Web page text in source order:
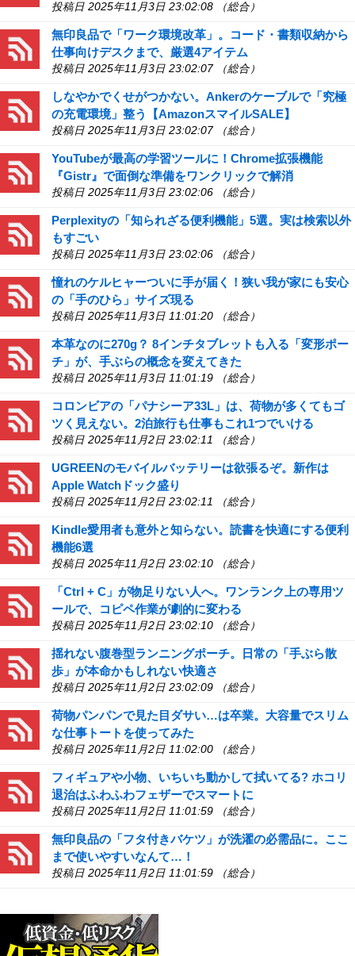
投稿日 2025年11月3日 23:02:08 （総合）
無印良品で「ワーク環境改革」。コード・書類収納から
仕事向けデスクまで、厳選4アイテム
投稿日 2025年11月3日 23:02:07 （総合）
しなやかでくせがつかない。Ankerのケーブルで「究極
の充電環境」整う【AmazonスマイルSALE】
投稿日 2025年11月3日 23:02:07 （総合）
YouTubeが最高の学習ツールに！Chrome拡張機能
『Gistr』で面倒な準備をワンクリックで解消
投稿日 2025年11月3日 23:02:06 （総合）
Perplexityの「知られざる便利機能」5選。実は検索以外
もすごい
投稿日 2025年11月3日 23:02:06 （総合）
憧れのケルヒャーついに手が届く！狭い我が家にも安心
の「手のひら」サイズ現る
投稿日 2025年11月3日 11:01:20 （総合）
本革なのに270g？ 8インチタブレットも入る「変形ポー
チ」が、手ぶらの概念を変えてきた
投稿日 2025年11月3日 11:01:19 （総合）
コロンビアの「パナシーア33L」は、荷物が多くてもゴ
ツく見えない。2泊旅行も仕事もこれ1つでいける
投稿日 2025年11月2日 23:02:11 （総合）
UGREENのモバイルバッテリーは欲張るぞ。新作は
Apple Watchドック盛り
投稿日 2025年11月2日 23:02:11 （総合）
Kindle愛用者も意外と知らない。読書を快適にする便利
機能6選
投稿日 2025年11月2日 23:02:10 （総合）
「Ctrl + C」が物足りない人へ。ワンランク上の専用ツ
ールで、コピペ作業が劇的に変わる
投稿日 2025年11月2日 23:02:10 （総合）
揺れない腹巻型ランニングポーチ。日常の「手ぶら散
歩」が本命かもしれない快適さ
投稿日 2025年11月2日 23:02:09 （総合）
荷物パンパンで見た目ダサい…は卒業。大容量でスリム
な仕事トートを使ってみた
投稿日 2025年11月2日 11:02:00 （総合）
フィギュアや小物、いちいち動かして拭いてる? ホコリ
退治はふわふわフェザーでスマートに
投稿日 2025年11月2日 11:01:59 （総合）
無印良品の「フタ付きバケツ」が洗濯の必需品に。ここ
まで使いやすいなんて…！
投稿日 2025年11月2日 11:01:59 （総合）